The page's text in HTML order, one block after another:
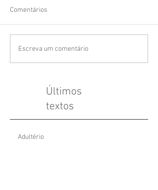
Últimos
textos
Comentários
Escreva um comentário
Adultério